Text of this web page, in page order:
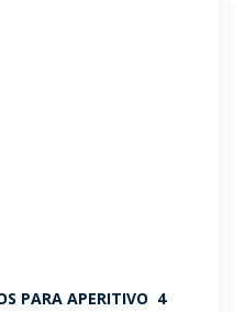
PARA APERITIVO  4